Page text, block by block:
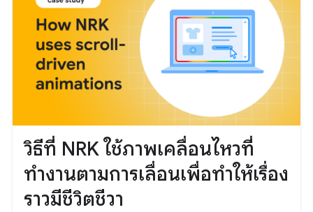
วิธีที่ NRK ใช้ภาพเคลื่อนไหวที่
ทำงานตามการเลื่อนเพื่อทำให้เรื่อง
ราวมีชีวิตชีวา